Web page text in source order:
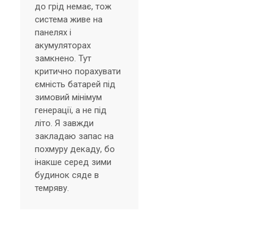
до грід немає, тож
система живе на
панелях і
акумуляторах
замкнено. Тут
критично порахувати
ємність батарей під
зимовий мінімум
генерації, а не під
літо. Я завжди
закладаю запас на
похмуру декаду, бо
інакше серед зими
будинок сяде в
темряву.